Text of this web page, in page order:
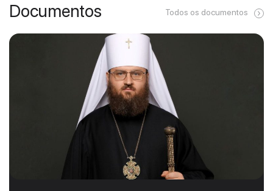
Documentos Todos os documentos